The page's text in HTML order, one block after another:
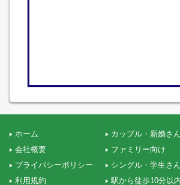
ホーム
会社概要
プライバシーポリシー
利用規約
カップル・新婚さ
ファミリー向け
シングル・学生さ
駅から徒歩10分以